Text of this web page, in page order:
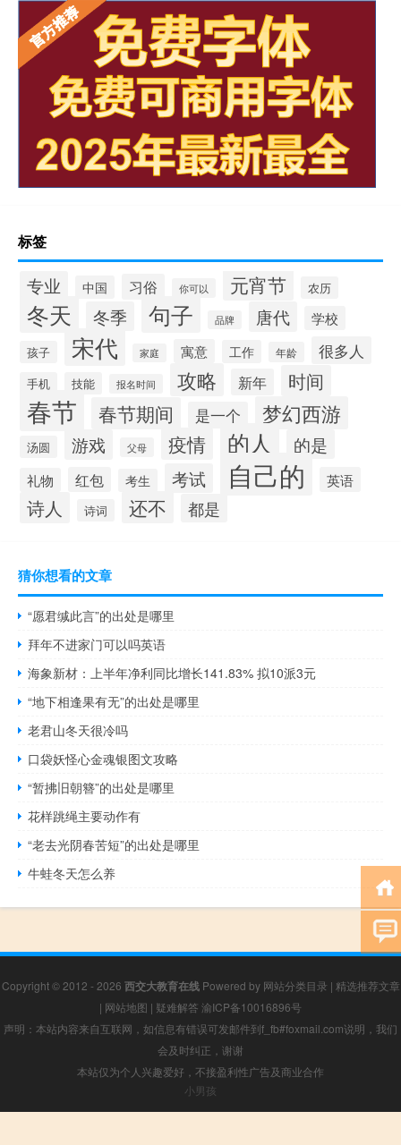
标签
专业 中国 习俗 你可以 元宵节 农历
冬天 冬季 句子 品牌 唐代 学校
孩子 宋代 家庭 寓意 工作 年龄 很多人
手机 技能 报名时间 攻略 新年 时间
春节 春节期间 是一个 梦幻西游
汤圆 游戏 父母 疫情 的人 的是
礼物 红包 考生 考试 自己的 英语
诗人 诗词 还不 都是
猜你想看的文章
“愿君缄此言”的出处是哪里
拜年不进家门可以吗英语
海象新材：上半年净利同比增长141.83% 拟10派3元
“地下相逢果有无”的出处是哪里
老君山冬天很冷吗
口袋妖怪心金魂银图文攻略
“暂拂旧朝簪”的出处是哪里
花样跳绳主要动作有
“老去光阴春苦短”的出处是哪里
牛蛙冬天怎么养
Copyright © 2012 - 2026 西交大教育在线Powered by 网站分类目录 | 精选推荐文章
| 网站地图 | 疑难解答 渝ICP备10016896号
声明：本站内容来自互联网，如信息有错误可发邮件到f_fb#foxmail.com说明，我们
会及时纠正，谢谢
本站仅为个人兴趣爱好，不接盈利性广告及商业合作
小男孩